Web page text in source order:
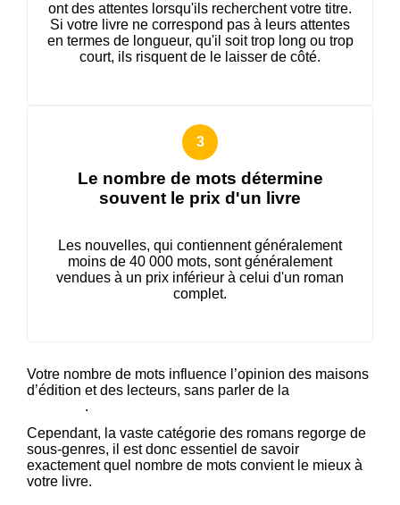
ont des attentes lorsqu'ils recherchent votre titre.
Si votre livre ne correspond pas à leurs attentes
en termes de longueur, qu'il soit trop long ou trop
court, ils risquent de le laisser de côté.
Le nombre de mots détermine
souvent le prix d'un livre
Les nouvelles, qui contiennent généralement
moins de 40 000 mots, sont généralement
vendues à un prix inférieur à celui d'un roman
complet.
Votre nombre de mots influence l’opinion des maisons
d’édition et des lecteurs, sans parler de la
.
Cependant, la vaste catégorie des romans regorge de
sous-genres, il est donc essentiel de savoir
exactement quel nombre de mots convient le mieux à
votre livre.